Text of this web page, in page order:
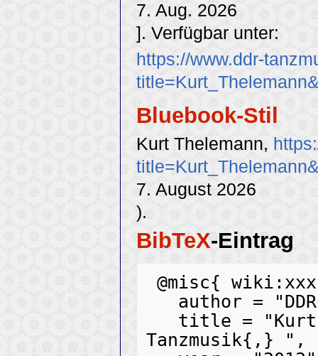
7. Aug. 2026
]. Verfügbar unter:
https://www.ddr-
Bluebook-Stil
Kurt Thelemann,
7. August 2026
).
BibTeX-Eintrag
Tanzmusik{,} ",